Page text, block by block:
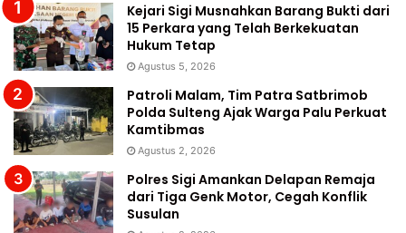
Kejari Sigi Musnahkan Barang Bukti dari
15 Perkara yang Telah Berkekuatan
Hukum Tetap
Agustus 5, 2026
Patroli Malam, Tim Patra Satbrimob
Polda Sulteng Ajak Warga Palu Perkuat
Kamtibmas
Agustus 2, 2026
Polres Sigi Amankan Delapan Remaja
dari Tiga Genk Motor, Cegah Konflik
Susulan